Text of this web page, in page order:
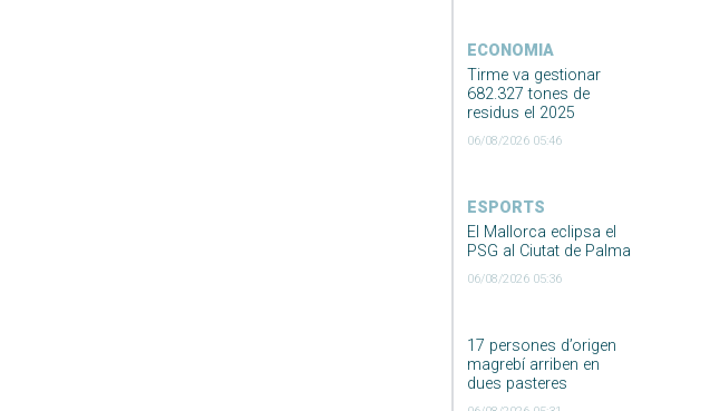
ECONOMIA
Tirme va gestionar
682.327 tones de
residus el 2025
06/08/2026 05:46
ESPORTS
El Mallorca eclipsa el
PSG al Ciutat de Palma
06/08/2026 05:36
17 persones d’origen
magrebí arriben en
dues pasteres